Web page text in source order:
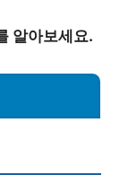
알아보세요.